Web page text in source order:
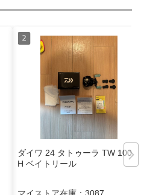
ダイワ 24 タトゥーラ TW 100X
H ベイトリール